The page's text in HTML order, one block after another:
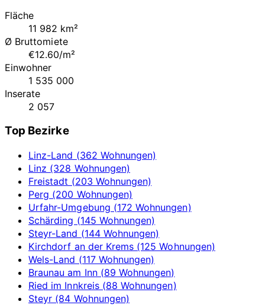
Fläche
11 982 km²
Ø Bruttomiete
€12.60/m²
Einwohner
1 535 000
Inserate
2 057
Top Bezirke
Linz-Land (362 Wohnungen)
Linz (328 Wohnungen)
Freistadt (203 Wohnungen)
Perg (200 Wohnungen)
Urfahr-Umgebung (172 Wohnungen)
Schärding (145 Wohnungen)
Steyr-Land (144 Wohnungen)
Kirchdorf an der Krems (125 Wohnungen)
Wels-Land (117 Wohnungen)
Braunau am Inn (89 Wohnungen)
Ried im Innkreis (88 Wohnungen)
Steyr (84 Wohnungen)